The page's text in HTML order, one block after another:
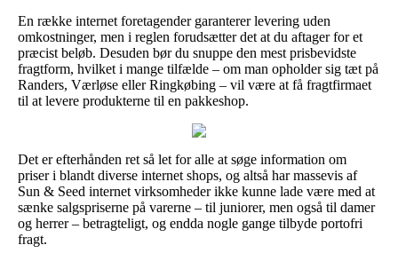
En række internet foretagender garanterer levering uden
omkostninger, men i reglen forudsætter det at du aftager for et
præcist beløb. Desuden bør du snuppe den mest prisbevidste
fragtform, hvilket i mange tilfælde – om man opholder sig tæt på
Randers, Værløse eller Ringkøbing – vil være at få fragtfirmaet
til at levere produkterne til en pakkeshop.
Det er efterhånden ret så let for alle at søge information om
priser i blandt diverse internet shops, og altså har massevis af
Sun & Seed internet virksomheder ikke kunne lade være med at
sænke salgspriserne på varerne – til juniorer, men også til damer
og herrer – betragteligt, og endda nogle gange tilbyde portofri
fragt.